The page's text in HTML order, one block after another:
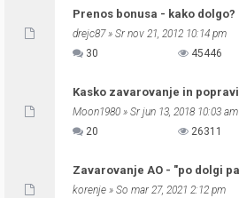
Prenos bonusa - kako dolgo?
drejc87» Sr nov 21, 2012 10:14 pm
30
45446
Kasko zavarovanje in
Moon1980 » Sr jun 13, 2018 10:03 am
20
26311
Zavarovanje AO - "po dolgi
korenje » So mar 27, 2021 2:12 pm